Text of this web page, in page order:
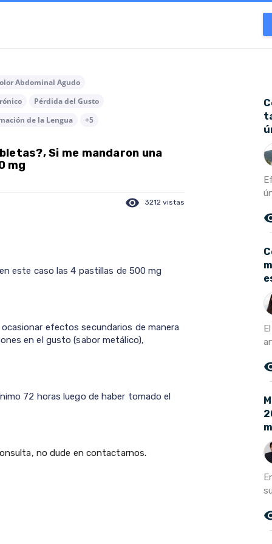
Abdominal Agudo
Pérdida del Gusto
de la Lengua
+5
Si me mandaron una
mg
visibility 3212 vistas
este caso las 4 pastillas de 500 mg
efectos secundarios de manera
en el gusto (sabor metálico),
72 horas luego de haber tomado el
no dude en contactarnos.